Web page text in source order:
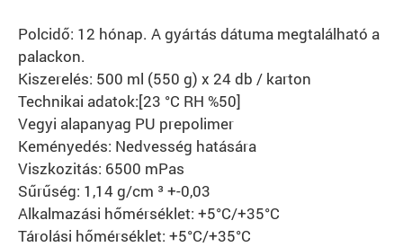
Polcidő: 12 hónap. A gyártás dátuma megtalálható a
palackon.
Kiszerelés: 500 ml (550 g) x 24 db / karton
Technikai adatok:[23 °C RH %50]
Vegyi alapanyag PU prepolimer
Keményedés: Nedvesség hatására
Viszkozitás: 6500 mPas
Sűrűség: 1,14 g/cm ³ +-0,03
Alkalmazási hőmérséklet: +5°C/+35°C
Tárolási hőmérséklet: +5°C/+35°C